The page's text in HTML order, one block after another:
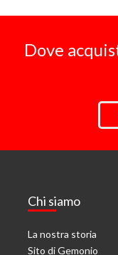
Dove
Chi siamo
La nostra storia
Sito di Gemonio